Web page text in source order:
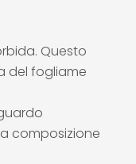
Questo
del fogliame
composizione